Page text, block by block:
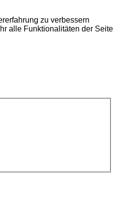
zu verbessern
alle Funktionalitäten der Seite